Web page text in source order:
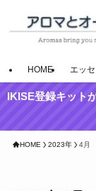
HOME エッ
IKISE登録キット
HOME 2023年 4月